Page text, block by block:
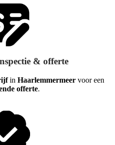
& offerte
in Haarlemmermeer voor een
offerte.